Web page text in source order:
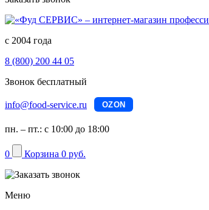
с 2004 года
8 (800) 200 44 05
Звонок бесплатный
info@food-service.ru OZON
пн. – пт.: с 10:00 до 18:00
0 Корзина 0 руб.
Меню